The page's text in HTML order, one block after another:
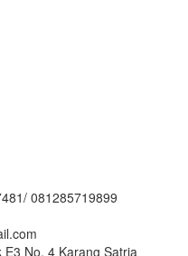
081285719899
No. 4 Karang Satria